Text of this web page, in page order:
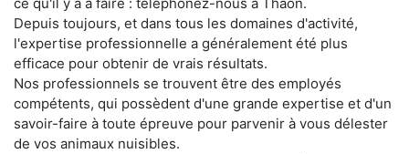
ce qu'il y a à faire : téléphonez-nous à Thaon.
Depuis toujours, et dans tous les domaines d'activité,
l'expertise professionnelle a généralement été plus
efficace pour obtenir de vrais résultats.
Nos professionnels se trouvent être des employés
compétents, qui possèdent d'une grande expertise et d'un
savoir-faire à toute épreuve pour parvenir à vous délester
de vos animaux nuisibles.